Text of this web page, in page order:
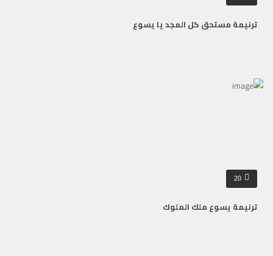
ترنيمة مستحق كل المجد يا يسوع
20
ترنيمة يسوع ملك الملوك